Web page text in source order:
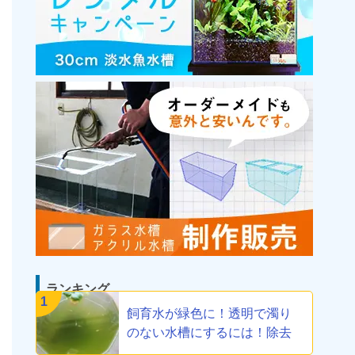
ランキング
1
飼育水が緑色に！透明で濁り
のない水槽にするには！除去
方法教えます